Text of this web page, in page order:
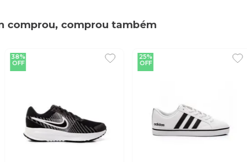
comprou, comprou também
38%
OFF
25%
OFF